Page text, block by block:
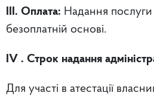
ІІІ. Оплата: Надання
безоплатній основі.
IV . Строк надання
Для участі в атестації